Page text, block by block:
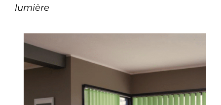
lumière